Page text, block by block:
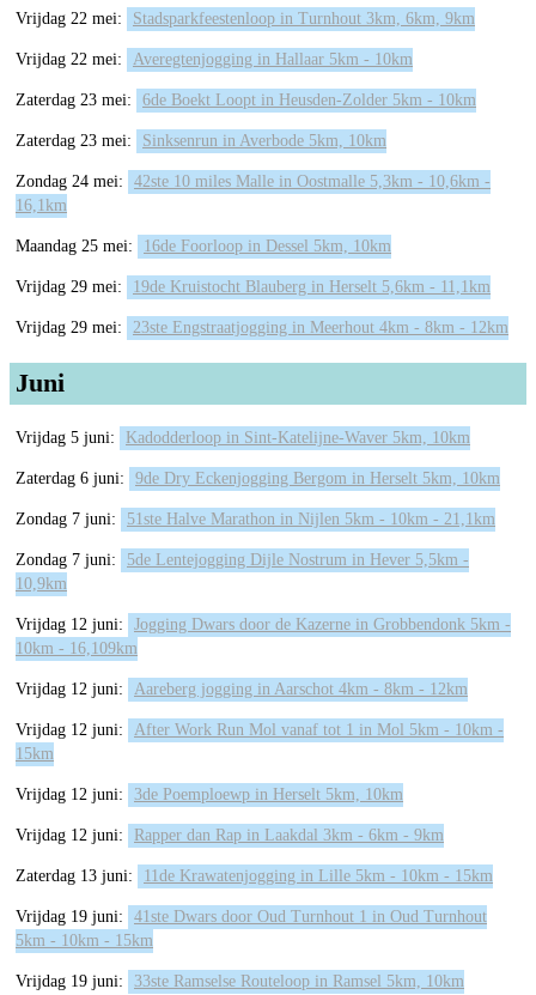
Vrijdag 22 mei: Stadsparkfeestenloop in Turnhout 3km, 6km, 9km
Vrijdag 22 mei: Averegtenjogging in Hallaar 5km - 10km
Zaterdag 23 mei: 6de Boekt Loopt in Heusden-Zolder 5km - 10km
Zaterdag 23 mei: Sinksenrun in Averbode 5km, 10km
Zondag 24 mei:
42ste 10 miles Malle in Oostmalle 5,3km - 10,6km -
16,1km
Maandag 25 mei: 16de Foorloop in Dessel 5km, 10km
Vrijdag 29 mei: 19de Kruistocht Blauberg in Herselt 5,6km - 11,1km
Vrijdag 29 mei: 23ste Engstraatjogging in Meerhout 4km - 8km - 12km
Juni
Vrijdag 5 juni: Kadodderloop in Sint-Katelijne-Waver 5km, 10km
Zaterdag 6 juni: 9de Dry Eckenjogging Bergom in Herselt 5km, 10km
Zondag 7 juni: 51ste Halve Marathon in Nijlen 5km - 10km - 21,1km
Zondag 7 juni:
5de Lentejogging Dijle Nostrum in Hever 5,5km -
10,9km
Vrijdag 12 juni:
Jogging Dwars door de Kazerne in Grobbendonk 5km -
10km - 16,109km
Vrijdag 12 juni: Aareberg jogging in Aarschot 4km - 8km - 12km
Vrijdag 12 juni:
After Work Run Mol vanaf tot 1 in Mol 5km - 10km -
15km
Vrijdag 12 juni: 3de Poemploewp in Herselt 5km, 10km
Vrijdag 12 juni: Rapper dan Rap in Laakdal 3km - 6km - 9km
Zaterdag 13 juni: 11de Krawatenjogging in Lille 5km - 10km - 15km
Vrijdag 19 juni:
41ste Dwars door Oud Turnhout 1 in Oud Turnhout
5km - 10km - 15km
Vrijdag 19 juni: 33ste Ramselse Routeloop in Ramsel 5km, 10km